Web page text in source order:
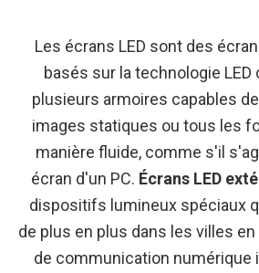
Les écrans LED sont des
basés sur la technologie
plusieurs armoires capables
images statiques ou tous les
manière fluide, comme s'il
écran d'un PC. Écrans LED
dispositifs lumineux spéciaux
de plus en plus dans les villes
de communication numérique